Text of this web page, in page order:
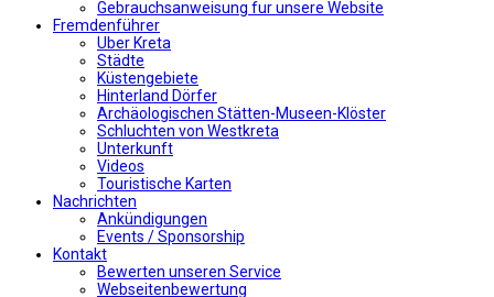
Gebrauchsanweisung fur unsere Website
Fremdenführer
Uber Kreta
Städte
Küstengebiete
Hinterland Dörfer
Archäologischen Stätten-Museen-Klöster
Schluchten von Westkreta
Unterkunft
Videos
Touristische Karten
Nachrichten
Ankündigungen
Events / Sponsorship
Kontakt
Bewerten unseren Service
Webseitenbewertung